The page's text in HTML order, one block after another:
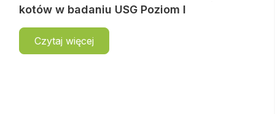
kotów w badaniu USG Poziom I
Czytaj więcej